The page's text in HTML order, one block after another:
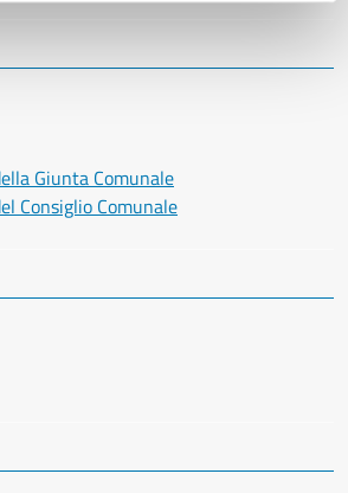
Giunta Comunale
Consiglio Comunale